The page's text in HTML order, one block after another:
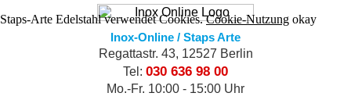
Staps-Arte Edelstahl verwendet Cookies.Cookie-Nutzung okay
Inox-Online / Staps Arte
Regattastr. 43, 12527 Berlin
Tel: 030 636 98 00
Mo.-Fr. 10:00 - 15:00 Uhr